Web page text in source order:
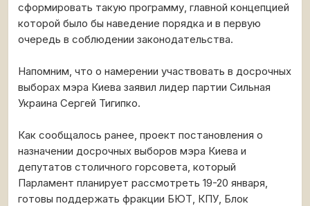
сформировать такую программу, главной концепцией
которой было бы наведение порядка и в первую
очередь в соблюдении законодательства.
Напомним, что о намерении участвовать в досрочных
выборах мэра Киева заявил лидер партии Сильная
Украина Сергей Тигипко.
Как сообщалось ранее, проект постановления о
назначении досрочных выборов мэра Киева и
депутатов столичного горсовета, который
Парламент планирует рассмотреть 19-20 января,
готовы поддержать фракции БЮТ, КПУ, Блок